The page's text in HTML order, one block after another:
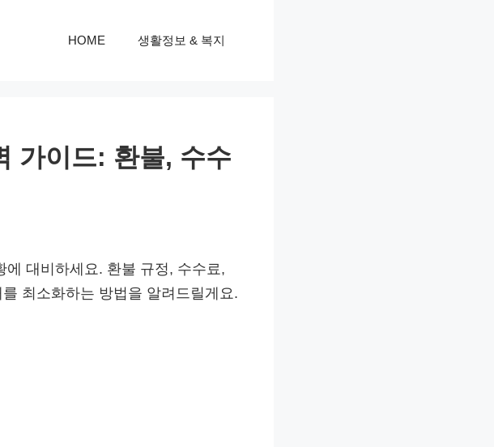
HOME 생활정보 & 복지
가이드: 환불, 수수
대비하세요. 환불 규정, 수수료,
최소화하는 방법을 알려드릴게요.